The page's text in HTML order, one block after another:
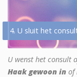
4. U sluit het
U wenst het consult
Haak gewoon in of